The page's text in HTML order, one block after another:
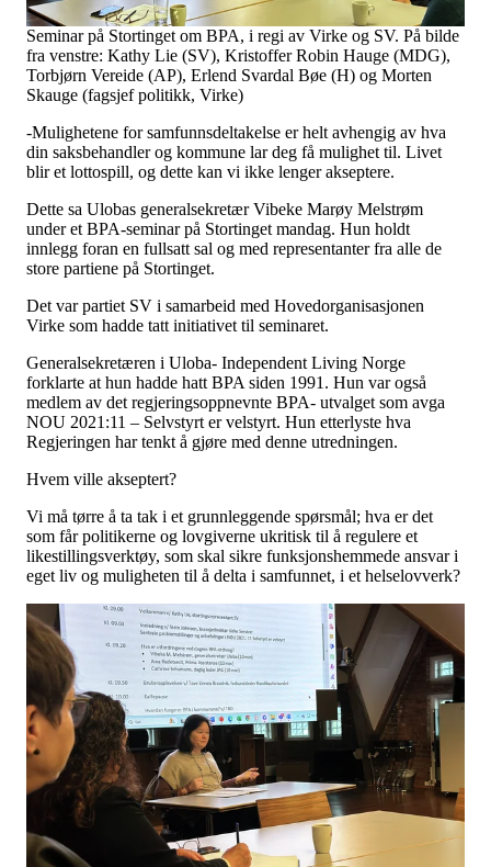
Tall og fakta
Om Uloba
Kontakt Uloba
Supportsenter
Seminar på Stortinget om BPA, i regi av Virke og SV. På bilde
fra venstre: Kathy Lie (SV), Kristoffer Robin Hauge (MDG),
Torbjørn Vereide (AP), Erlend Svardal Bøe (H) og Morten
Skauge (fagsjef politikk, Virke)
-Mulighetene for samfunnsdeltakelse er helt avhengig av hva
din saksbehandler og kommune lar deg få mulighet til. Livet
blir et lottospill, og dette kan vi ikke lenger akseptere.
Dette sa Ulobas generalsekretær Vibeke Marøy Melstrøm
under et BPA-seminar på Stortinget mandag. Hun holdt
innlegg foran en fullsatt sal og med representanter fra alle de
store partiene på Stortinget.
Det var partiet SV i samarbeid med Hovedorganisasjonen
Virke som hadde tatt initiativet til seminaret.
Generalsekretæren i Uloba- Independent Living Norge
forklarte at hun hadde hatt BPA siden 1991. Hun var også
medlem av det regjeringsoppnevnte BPA- utvalget som avga
NOU 2021:11 – Selvstyrt er velstyrt. Hun etterlyste hva
Regjeringen har tenkt å gjøre med denne utredningen.
Hvem ville akseptert?
Vi må tørre å ta tak i et grunnleggende spørsmål; hva er det
som får politikerne og lovgiverne ukritisk til å regulere et
likestillingsverktøy, som skal sikre funksjonshemmede ansvar i
eget liv og muligheten til å delta i samfunnet, i et helselovverk?